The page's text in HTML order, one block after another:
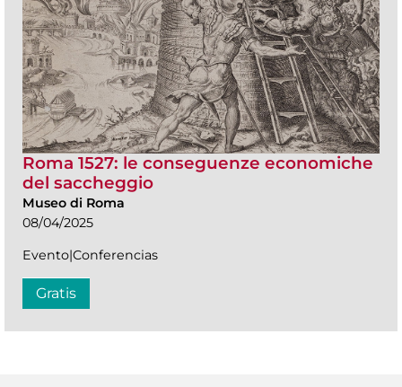
Roma 1527: le conseguenze economiche
del saccheggio
Museo di Roma
08/04/2025
Evento|Conferencias
Gratis